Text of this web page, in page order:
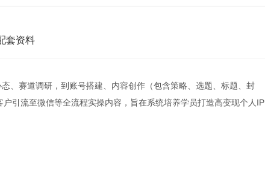
套资料
、赛道调研，到账号搭建、内容创作（包含策略、选题、标题、封
引流至微信等全流程实操内容，旨在系统培养学员打造高变现个人IP